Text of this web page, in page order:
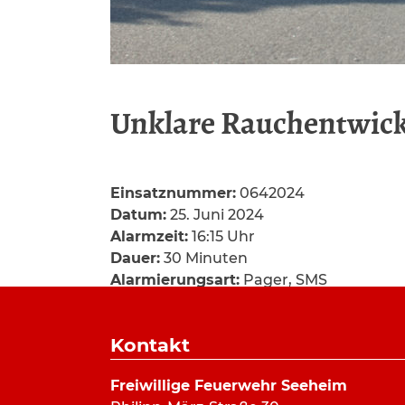
Unklare
Einsatznummer: 0642024
Datum: 25. Juni 2024
Alarmzeit: 16:15 Uhr
Dauer: 30 Minuten
Alarmierungsart: Pager, SMS
Mannschaftsstärke:
Weitere Kräfte:
Kontakt
Freiwillige Feuerwehr Seeheim